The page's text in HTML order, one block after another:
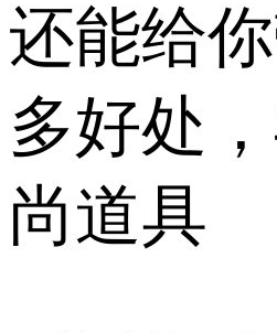
还能给
多好处
尚道具